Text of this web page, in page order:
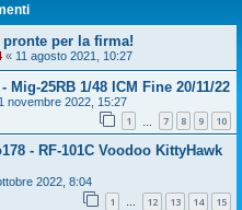
per la firma!
« 11 agosto 2021, 10:27
Mig-25RB 1/48 ICM Fine 20/11/22
novembre 2022, 15:27
1 7 8 9 10
- RF-101C Voodoo KittyHawk
2022, 8:04
1 … 12 13 14 15